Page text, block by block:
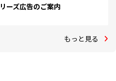
ーズ広告のご案内
もっと見る